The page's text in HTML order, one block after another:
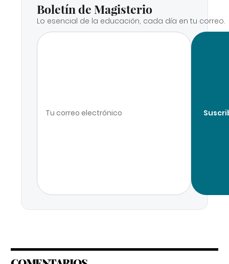
Boletín de Magisterio
Lo esencial de la educación, cada día en tu correo.